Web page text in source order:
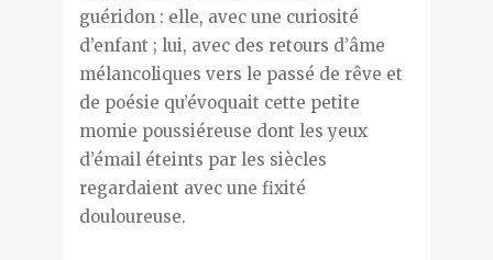
guéridon : elle, avec une curiosité
d’enfant ; lui, avec des retours d’âme
mélancoliques vers le passé de rêve et
de poésie qu’évoquait cette petite
momie poussiéreuse dont les yeux
d’émail éteints par les siècles
regardaient avec une fixité
douloureuse.